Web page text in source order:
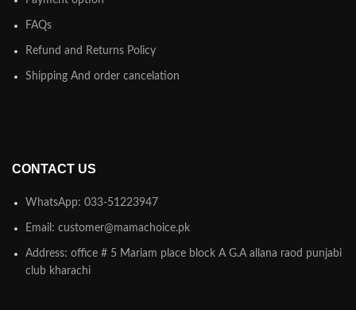
FAQs
Refund and Returns Policy
Shipping And order cancelation
CONTACT US
WhatsApp: 033-51223947
Email: customer@mamachoice.pk
Address: office # 5 Mariam place block A G.A allana raod punjabi
club kharachi